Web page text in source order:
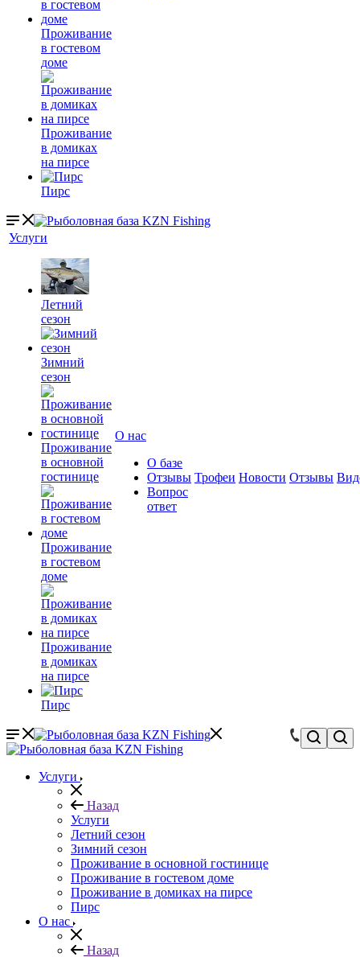
Проживание
в гостевом
доме
Проживание
в домиках
на пирсе
Пирс
Услуги
Летний
сезон
Зимний
сезон
Проживание
в основной
гостинице
Проживание
в гостевом
доме
Проживание
в домиках
на пирсе
Пирс
О нас
О базе
Отзывы
Вопрос
ответ
Трофеи Новости Отзывы
Услуги
Назад
Услуги
Летний сезон
Зимний сезон
Проживание в основной гостинице
Проживание в гостевом доме
Проживание в домиках на пирсе
Пирс
О нас
Назад